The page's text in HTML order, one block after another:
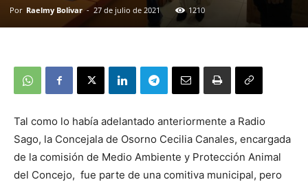
Por Raelmy Bolivar - 27 de julio de 2021 1210
Tal como lo había adelantado anteriormente a Radio
Sago, la Concejala de Osorno Cecilia Canales, encargada
de la comisión de Medio Ambiente y Protección Animal
del Concejo, fue parte de una comitiva municipal, pero